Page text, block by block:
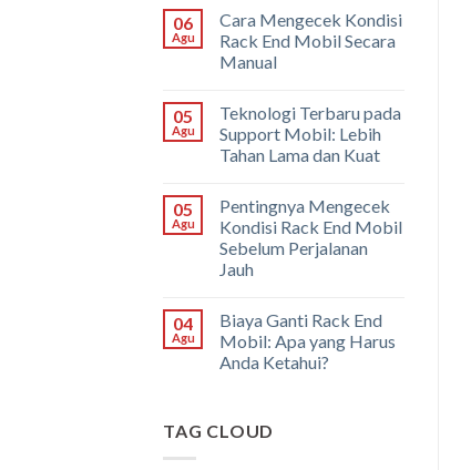
06
Agu
Cara Mengecek Kondisi
Rack End Mobil Secara
Manual
05
Agu
Teknologi Terbaru pada
Support Mobil: Lebih
Tahan Lama dan Kuat
05
Agu
Pentingnya Mengecek
Kondisi Rack End Mobil
Sebelum Perjalanan
Jauh
04
Agu
Biaya Ganti Rack End
Mobil: Apa yang Harus
Anda Ketahui?
TAG CLOUD